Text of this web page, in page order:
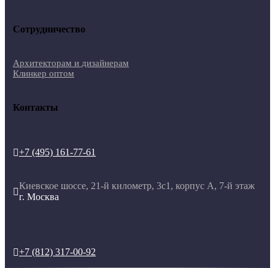
Сотрудничество
Архитекторам и дизайнерам
Клинкер оптом
Контакты
+7 (495) 161-77-61

Киевское шоссе, 21-й километр, 3с1, корпус А, 7-й этаж
г. Москва
+7 (812) 317-00-92